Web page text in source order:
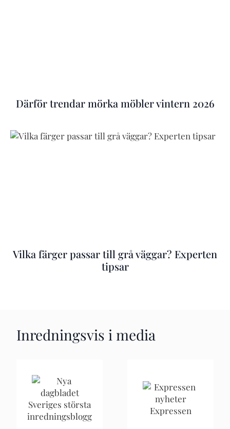
Därför trendar mörka möbler vintern 2026
Vilka färger passar till grå väggar? Experten
tipsar
Inredningsvis i media
Sveriges största
inredningsblogg
Expressen